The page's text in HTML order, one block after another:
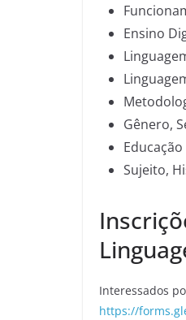
Ensino
Gênero,
Sujeito,
Interessados
https://